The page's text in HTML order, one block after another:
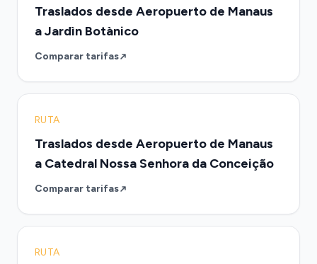
Traslados desde Aeropuerto de Manaus
a Jardìn Botànico
Comparar tarifas
RUTA
Traslados desde Aeropuerto de Manaus
a Catedral Nossa Senhora da Conceição
Comparar tarifas
RUTA